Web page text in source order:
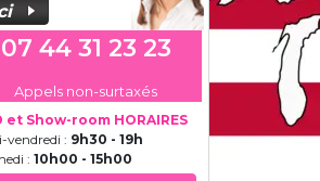
07 44 31 23 23
Appels non-surtaxés
et Show-room HORAIRES
vendredi : 9h30 - 19h
: 10h00 - 15h00